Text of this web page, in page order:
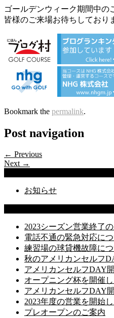
ゴールデンウィーク期間中の
皆様のご来場お待ちしており
Bookmark the permalink.
Post navigation
← Previous
Next →
お知らせ
2023シーズン営業終了
電話不通の緊急対応に
練習場の球貸機故障に
秋のアメリカンセルフ
アメリカンセルフDAY
オープニング杯を開催
アメリカンセルフDAY
2023年度の営業を開始
プレオープンのご案内